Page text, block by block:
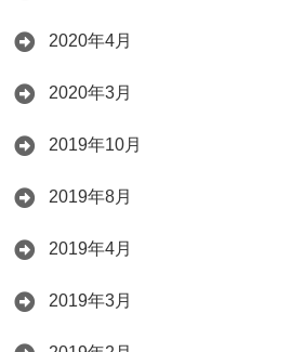
2020年4月
2020年3月
2019年10月
2019年8月
2019年4月
2019年3月